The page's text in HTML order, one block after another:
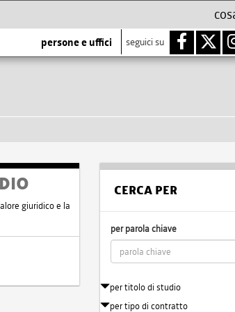
persone e uffici seguici su
giuridico e la
CERCA PER
per parola chiave
per titolo di studio
per tipo di contratto